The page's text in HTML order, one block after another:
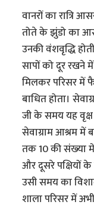
वानरों का रात्रि
तोते के झुंडो का
उनकी वंशवृद्धि
सापों को दूर रखने
मिलकर परिसर में
बाधित होता।
जी के समय यह
सेवाग्राम आश्रम में
तक 10 की संख्‍या में
और दूसरे पक्षियों के
उसी समय का
शाला परिसर में